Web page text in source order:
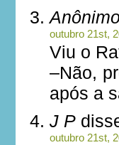
Anônimo
outubro 21st,
Viu o
–Não,
após a
J P
outubro 21st,